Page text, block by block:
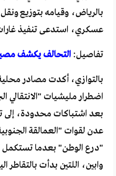
بالرياض، وقيامه بتوزيع
عسكري، استدعى تنفيذ
تفاصيل: التحالف يكشف
بالتوازي، أكدت مصادر
اضطرار مليشيات "الانتقالي
بعد اشتباكات محدودة، إلى
عدن لقوات "العمالقة
"درع الوطن" بعدما تستكمل